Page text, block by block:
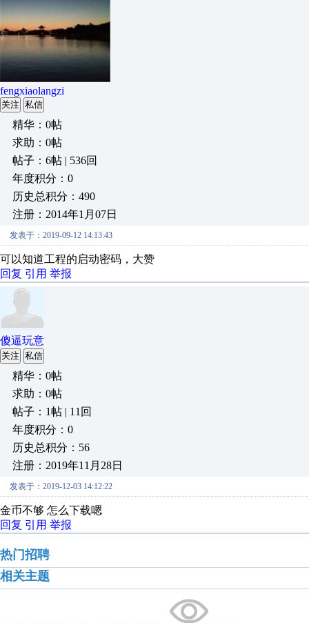
fengxiaolangzi
关注 私信
精华：0帖
求助：0帖
帖子：6帖 | 536回
年度积分：0
历史总积分：490
注册：2014年1月07日
发表于：2019-09-12 14:13:43
可以知道工程的启动密码，大赞
回复 引用 举报
傻逼玩意
关注 私信
精华：0帖
求助：0帖
帖子：1帖 | 11回
年度积分：0
历史总积分：56
注册：2019年11月28日
发表于：2019-12-03 14:12:22
金币不够 怎么下载嗯
回复 引用 举报
热门招聘
相关主题